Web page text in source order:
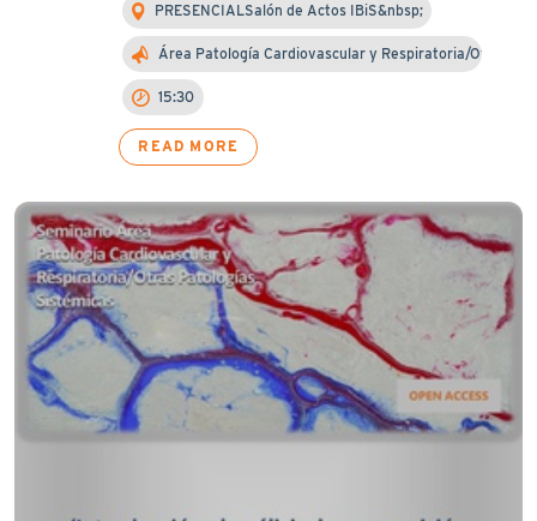
PRESENCIALSalón de Actos IBiS&nbsp;
Área Patología Cardiovascular y Respiratoria/Otra…
15:30
READ MORE